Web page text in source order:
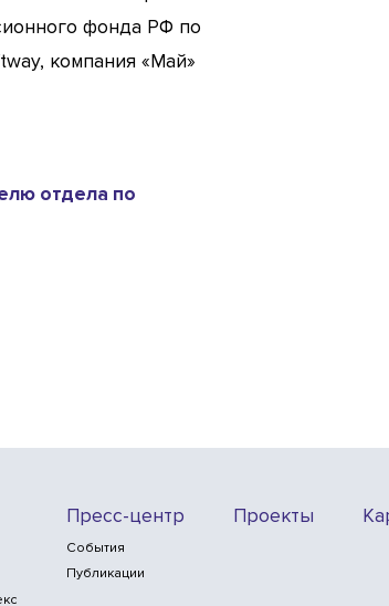
фонда РФ по
компания «Май»
отдела по
Пресс-центр
События
Публикации
Проекты